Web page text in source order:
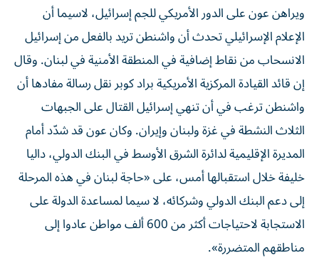
ويراهن عون على الدور الأمريكي للجم إسرائيل، لاسيما أن
الإعلام الإسرائيلي تحدث أن واشنطن تريد بالفعل من إسرائيل
الانسحاب من نقاط إضافية في المنطقة الأمنية في لبنان. وقال
إن قائد القيادة المركزية الأمريكية براد كوبر نقل رسالة مفادها أن
واشنطن ترغب في أن تنهي إسرائيل القتال على الجبهات
الثلاث النشطة في غزة ولبنان وإيران. وكان عون قد شدّد أمام
المديرة الإقليمية لدائرة الشرق الأوسط في البنك الدولي، داليا
خليفة خلال استقبالها أمس، على «حاجة لبنان في هذه المرحلة
إلى دعم البنك الدولي وشركائه، لا سيما لمساعدة الدولة على
الاستجابة لاحتياجات أكثر من 600 ألف مواطن عادوا إلى
مناطقهم المتضررة».